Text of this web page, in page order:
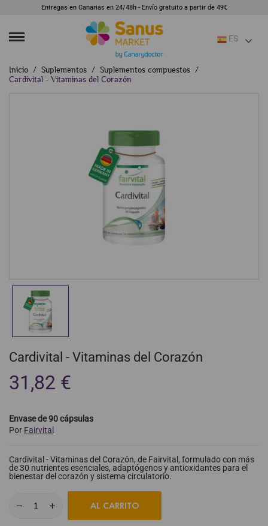
Entregas en Canarias en 24/48h - Envío gratuito a partir de 49€
ES
Inicio Suplementos
Suplementos compuestos
Cardivital - Vitaminas del Corazón
Cardivital - Vitaminas del Corazón
31,82 €
Envase de 90 cápsulas
Por Fairvital
Cardivital - Vitaminas del Corazón, de Fairvital, formulado con más
de 30 nutrientes esenciales, adaptógenos y antioxidantes para el
bienestar del corazón y sistema circulatorio.
AL CARRITO